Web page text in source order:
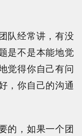
队经常讲，有没
是不是本能地觉
觉得你自己有问
，你自己的沟通
的，如果一个团